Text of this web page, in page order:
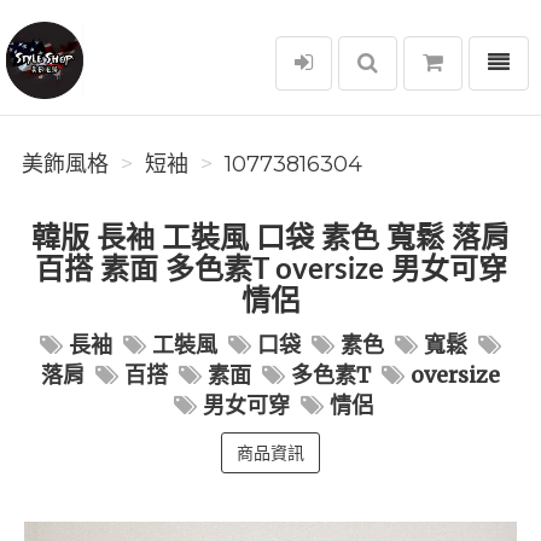
美飾風格
選單
美飾風格 短袖 10773816304
韓版 長袖 工裝風 口袋 素色 寬鬆 落肩
百搭 素面 多色素T oversize 男女可穿
情侶
長袖 工裝風 口袋 素色
寬鬆
落肩
百搭 素面 多色素T
oversize
男女可穿
情侶
商品資訊